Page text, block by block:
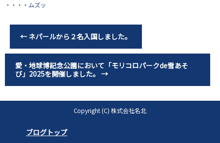
・・・・ムズッ
← ネパールから２名入国しました。
愛・地球博記念公園において「モリコロパークde雪あそ
び」2025を開催しました。 →
Copyright (C) 株式会社名北
ブログトップ